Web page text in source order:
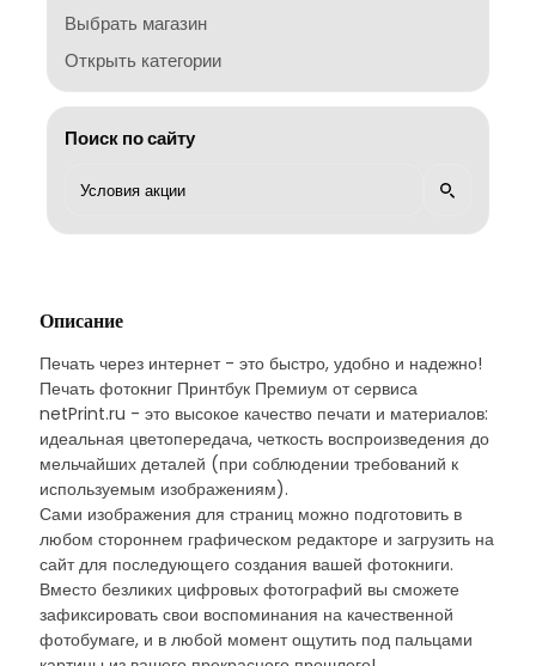
Выбрать магазин
Открыть категории
Поиск по сайту
Описание
Печать через интернет - это быстро, удобно и надежно!
Печать фотокниг Принтбук Премиум от сервиса
netPrint.ru - это высокое качество печати и материалов:
идеальная цветопередача, четкость воспроизведения до
мельчайших деталей (при соблюдении требований к
используемым изображениям).
Сами изображения для страниц можно подготовить в
любом стороннем графическом редакторе и загрузить на
сайт для последующего создания вашей фотокниги.
Вместо безликих цифровых фотографий вы сможете
зафиксировать свои воспоминания на качественной
фотобумаге, и в любой момент ощутить под пальцами